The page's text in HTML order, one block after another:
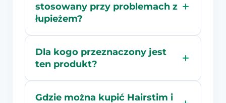
stosowany przy problemach z
łupieżem?
Dla kogo przeznaczony jest
ten produkt?
Gdzie można kupić Hairstim i